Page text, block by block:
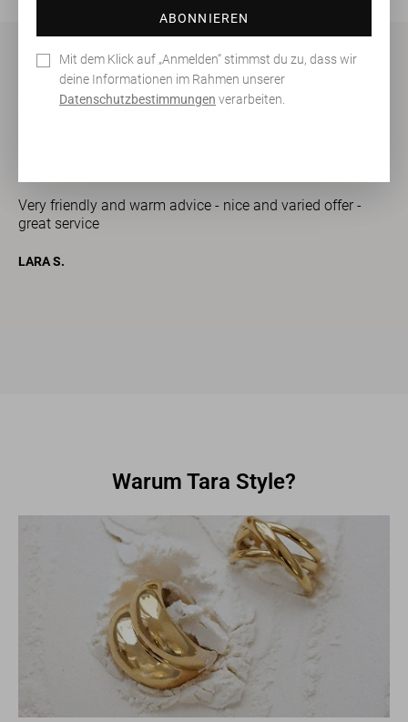
ABONNIEREN
Mit dem Klick auf „Anmelden“ stimmst du zu, dass wir
deine Informationen im Rahmen unserer
Datenschutzbestimmungen verarbeiten.
Das sagen unsere Kunden
Very friendly and warm advice - nice and varied offer -
great service
LARA S.
Warum Tara Style?